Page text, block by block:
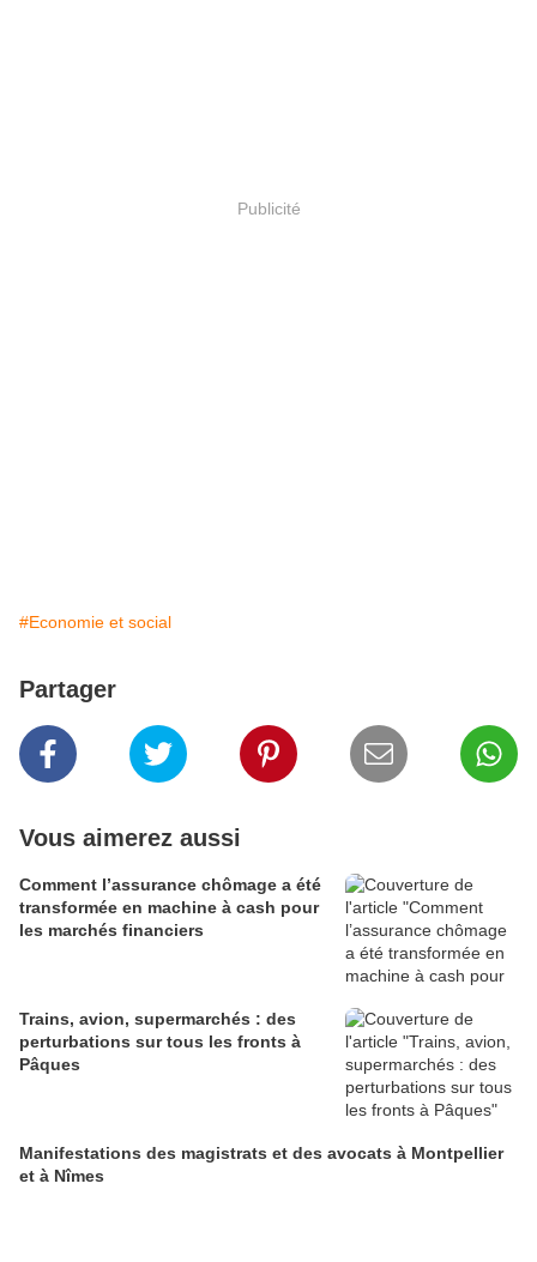
Publicité
#Economie et social
Partager
Vous aimerez aussi
Comment l’assurance chômage a été
transformée en machine à cash pour
les marchés financiers
Trains, avion, supermarchés : des
perturbations sur tous les fronts à
Pâques
Manifestations des magistrats et des avocats à Montpellier
et à Nîmes